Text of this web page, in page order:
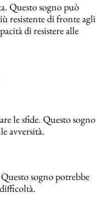
Questo sogno può
resistente di fronte agli
di resistere alle
le sfide. Questo sogno
avversità.
sogno potrebbe